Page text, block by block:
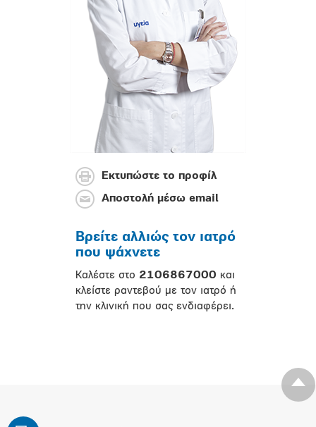
Εκτυπώστε το προφίλ
Αποστολή μέσω email
Βρείτε αλλιώς τον ιατρό
που ψάχνετε
Καλέστε στο 2106867000 και
κλείστε ραντεβού με τον ιατρό ή
την κλινική που σας ενδιαφέρει.